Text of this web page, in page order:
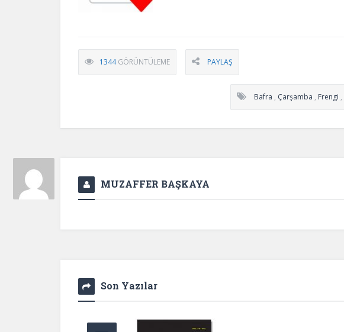
1344GÖRÜNTÜLEME PAYLAŞ
Bafra , Çarşamba , Frengi ,
MUZAFFER BAŞKAYA
Son Yazılar